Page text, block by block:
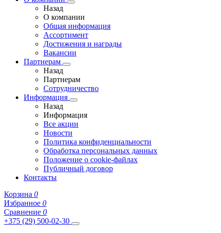
Назад
О компании
Общая информация
Ассортимент
Достижения и награды
Вакансии
Партнерам
Назад
Партнерам
Сотрудничество
Информация
Назад
Информация
Все акции
Новости
Политика конфиденциальности
Обработка персональных данных
Положение о cookie-файлах
Публичный договор
Контакты
Корзина 0
Избранное 0
Сравнение 0
+375 (29) 500-02-30